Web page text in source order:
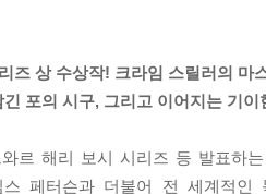
은 단어들의 품속으로 금방 되돌아
혼자였다/탄식의 세상에서/내 영
의 시 속에 그대로 묘사되어 있었
즈 상 수상작! 크라임 스릴러의 마
긴 포의 시구, 그리고 이어지는 기
르 해리 보시 시리즈 등 발표하
스 페터슨과 더불어 전 세계적